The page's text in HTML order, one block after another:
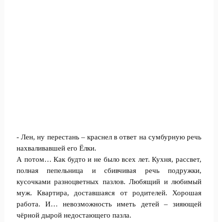
- Лен, ну перестань – краснел в ответ на сумбурную речь
нахваливавшей его Ёлки.
А потом… Как будто и не было всех лет. Кухня, рассвет,
полная пепельница и сбивчивая речь подружки,
кусочками разноцветных пазлов. Любящий и любимый
муж. Квартира, доставшаяся от родителей. Хорошая
работа. И… невозможность иметь детей – зияющей
чёрной дырой недостающего пазла.